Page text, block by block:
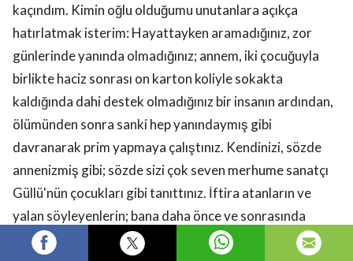
kaçındım. Kimin oğlu olduğumu unutanlara açıkça
hatırlatmak isterim: Hayattayken aramadığınız, zor
günlerinde yanında olmadığınız; annem, iki çocuğuyla
birlikte haciz sonrası on karton koliyle sokakta
kaldığında dahi destek olmadığınız bir insanın ardından,
ölümünden sonra sanki hep yanındaymış gibi
davranarak prim yapmaya çalıştınız. Kendinizi, sözde
annenizmiş gibi; sözde sizi çok seven merhume sanatçı
Güllü'nün çocukları gibi tanıttınız. İftira atanların ve
yalan söyleyenlerin; bana daha önce ve sonrasında
gönderdikleri mesajlar, kendileriyle ilgili belgeler ve